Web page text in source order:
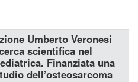
Umberto Veronesi
scientifica nel
Finanziata una
dell’osteosarcoma